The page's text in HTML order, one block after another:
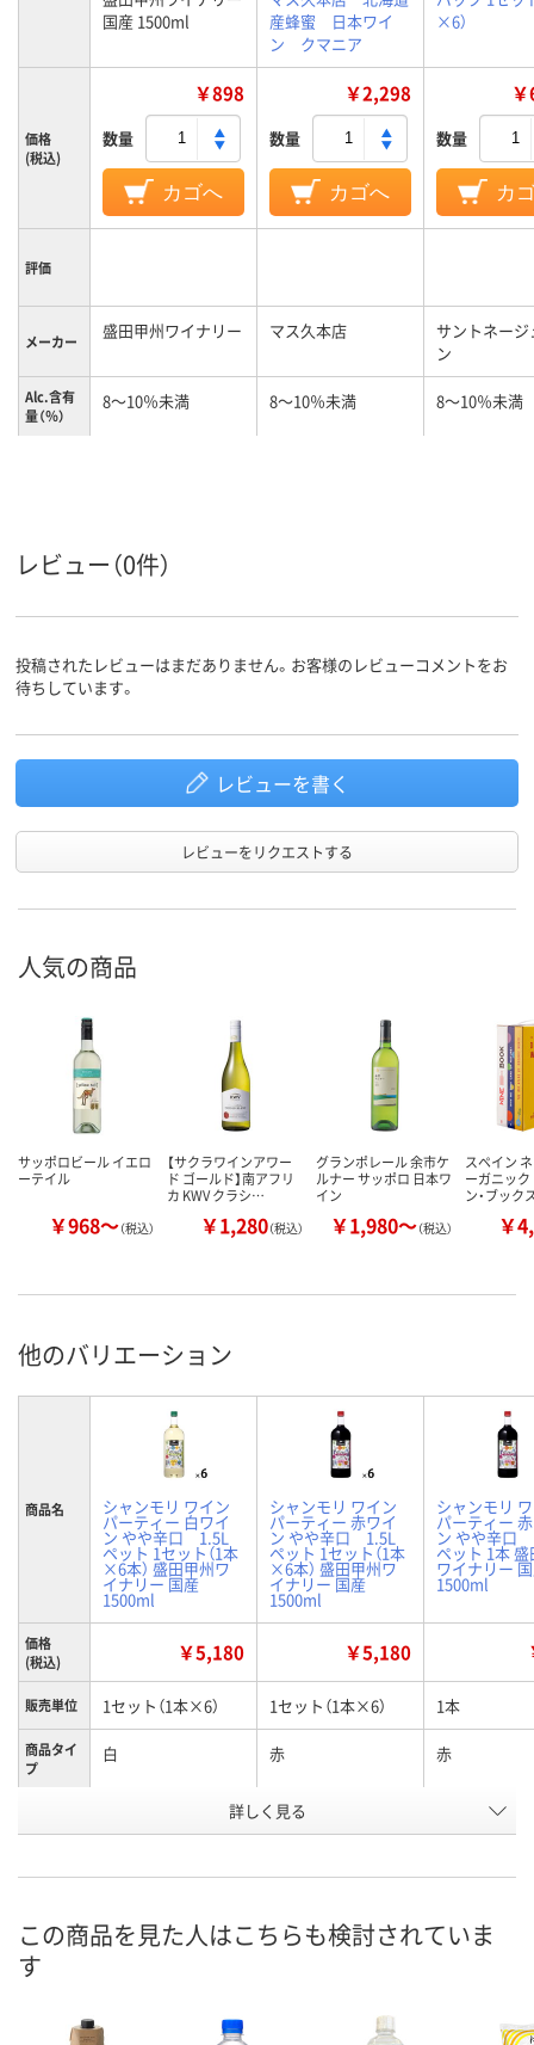
国産 1500ml
産蜂蜜 日本ワイ
ン クマニア
×6）
価格
(税込)
￥898
数量
カゴへ
￥2,298
数量
カゴへ
数量
カ
評価
メーカー 盛田甲州ワイナリー マス久本店
サントネージ
ン
Alc.含有
量（％）
8～10％未満 8～10％未満 8～10％未満
たは国
レビュー（0件）
投稿されたレビューはまだありません。お客様のレビューコメントをお
待ちしています。
レビューを書く
レビューをリクエストする
人気の商品
サッポロビール イエロ
ーテイル
￥968～（税込）
【サクラワインアワー
ド ゴールド】南アフリ
カ KWV クラシ…
￥1,280（税込）
グランポレール 余市ケ
ルナー サッポロ 日本ワ
イン
￥1,980～（税込）
スペイン
ーガニック
ン・ブック
￥
他のバリエーション
商品名 シャンモリ ワイン
パーティー 白ワイ
ン やや辛口 1.5L
ペット 1セット（1本
×6本） 盛田甲州ワ
イナリー 国産
1500ml
シャンモリ ワイン
パーティー 赤ワイ
ン やや辛口 1.5L
ペット 1セット（1本
×6本） 盛田甲州ワ
イナリー 国産
1500ml
シャンモリ
パーティー
ン やや辛口
ペット 1本
ワイナリー
1500ml
価格
(税込)
￥5,180 ￥5,180
販売単位 1セット（1本×6） 1セット（1本×6） 1本
商品タイ
プ
白 赤 赤
RN54656 RN54647
8月8日（土）
カゴへ カゴへ カ
詳しく見る
この商品を見た人はこちらも検討されていま
す